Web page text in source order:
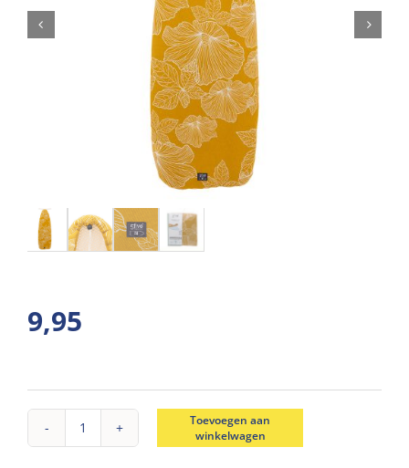
9,95
Strijkplankhoes
Toevoegen aan
winkelwagen